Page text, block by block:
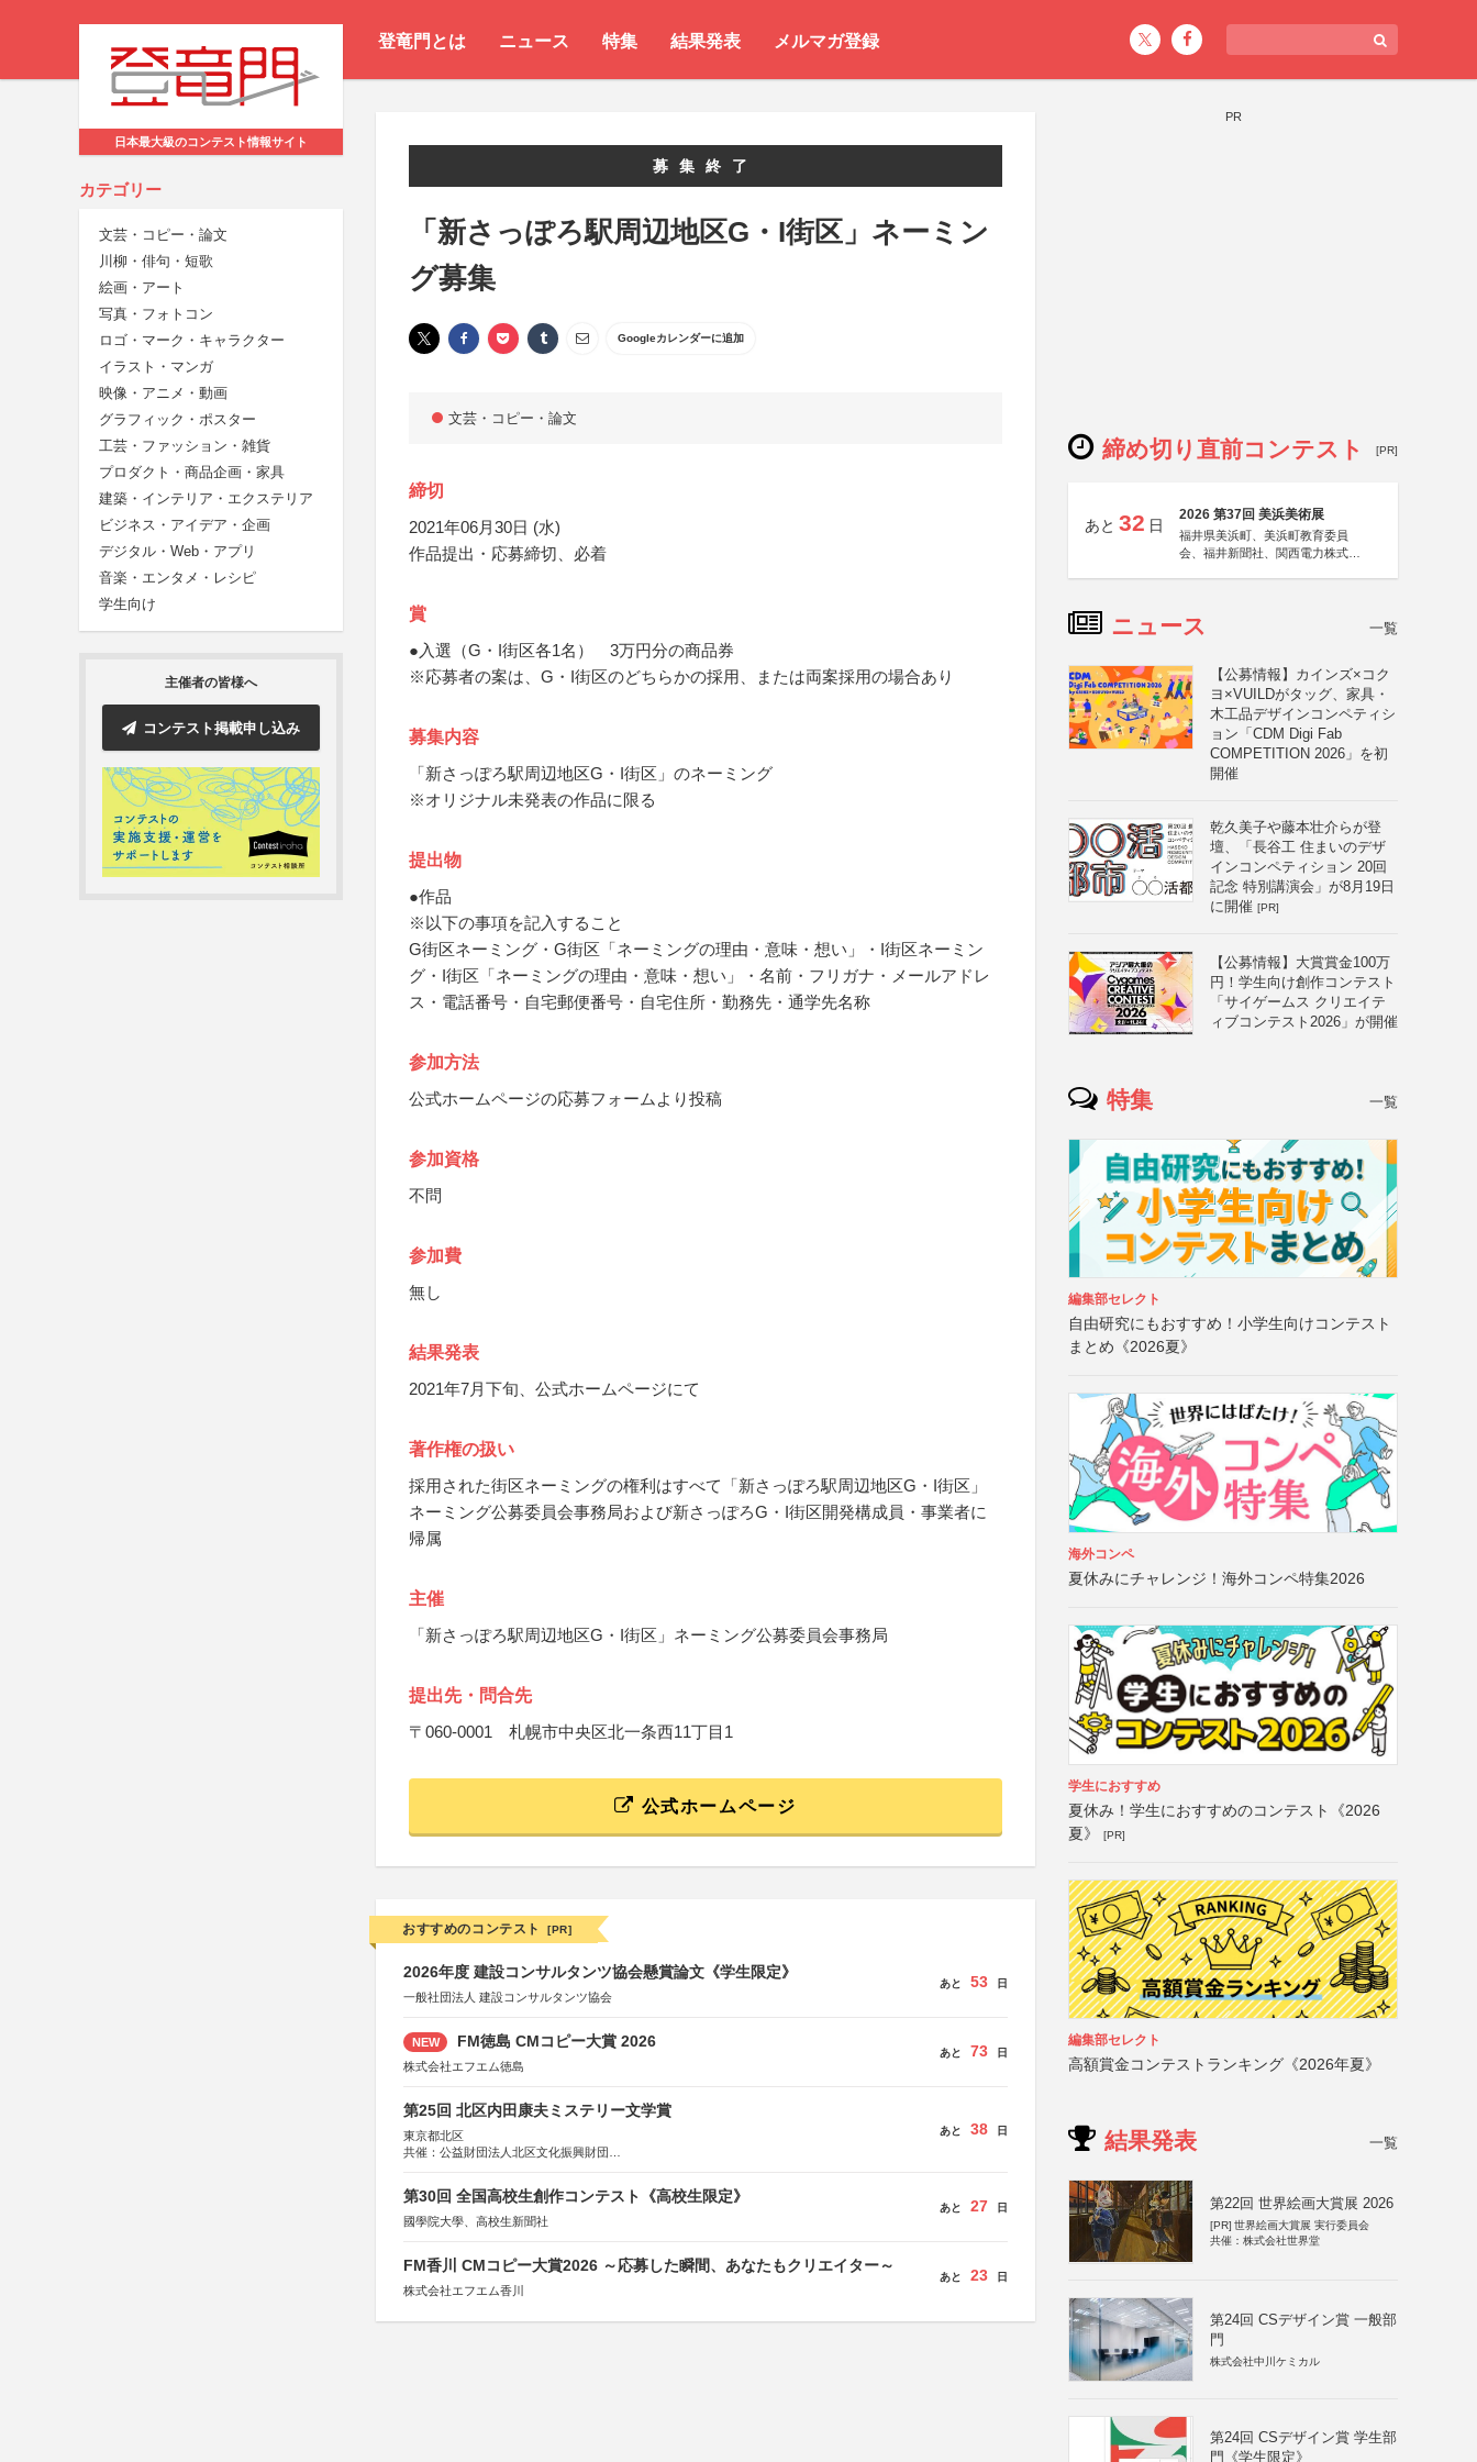
登竜門とは ニュース 特集 結果発表 メルマガ登録
日本最大級のコンテスト情報サイト
カテゴリー
文芸・コピー・論文
川柳・俳句・短歌
絵画・アート
写真・フォトコン
ロゴ・マーク・キャラクター
イラスト・マンガ
映像・アニメ・動画
グラフィック・ポスター
工芸・ファッション・雑貨
プロダクト・商品企画・家具
建築・インテリア・エクステリア
ビジネス・アイデア・企画
デジタル・Web・アプリ
音楽・エンタメ・レシピ
学生向け
主催者の皆様へ
コンテスト掲載申し込み
募集終了
「新さっぽろ駅周辺地区G・I街区」ネーミン
グ募集
Googleカレンダーに追加
文芸・コピー・論文
締切
2021年06月30日 (水)
作品提出・応募締切、必着
賞
●入選（G・I街区各1名） 3万円分の商品券
※応募者の案は、G・I街区のどちらかの採用、または両案採用の場合あり
募集内容
「新さっぽろ駅周辺地区G・I街区」のネーミング
※オリジナル未発表の作品に限る
提出物
●作品
※以下の事項を記入すること
G街区ネーミング・G街区「ネーミングの理由・意味・想い」・I街区ネーミン
グ・I街区「ネーミングの理由・意味・想い」・名前・フリガナ・メールアドレ
ス・電話番号・自宅郵便番号・自宅住所・勤務先・通学先名称
参加方法
公式ホームページの応募フォームより投稿
参加資格
不問
参加費
無し
結果発表
2021年7月下旬、公式ホームページにて
著作権の扱い
採用された街区ネーミングの権利はすべて「新さっぽろ駅周辺地区G・I街区」
ネーミング公募委員会事務局および新さっぽろG・I街区開発構成員・事業者に
帰属
主催
「新さっぽろ駅周辺地区G・I街区」ネーミング公募委員会事務局
提出先・問合先
〒060-0001 札幌市中央区北一条西11丁目1
公式ホームページ
おすすめのコンテスト [PR]
2026年度 建設コンサルタンツ協会懸賞論文《学生限定》
一般社団法人 建設コンサルタンツ協会
あと 53 日
NEW FM徳島 CMコピー大賞 2026
株式会社エフエム徳島
あと 73 日
第25回 北区内田康夫ミステリー文学賞
東京都北区
共催：公益財団法人北区文化振興財団
協賛：株式会社実業之日本社
あと 38 日
第30回 全国高校生創作コンテスト《高校生限定》
國學院大學、高校生新聞社
あと 27 日
FM香川 CMコピー大賞2026 ～応募した瞬間、あなたもクリエイター～
株式会社エフエム香川
あと 23 日
PR
締め切り直前コンテスト [PR]
あと 32 日
2026 第37回 美浜美術展
福井県美浜町、美浜町教育委員
会、福井新聞社、関西電力株式会
ニュース 一覧
【公募情報】カインズ×コク
ヨ×VUILDがタッグ、家具・
木工品デザインコンペティシ
ョン「CDM Digi Fab
COMPETITION 2026」を初
開催
乾久美子や藤本壮介らが登
壇、「長谷工 住まいのデザ
インコンペティション 20回
記念 特別講演会」が8月19日
に開催 [PR]
【公募情報】大賞賞金100万
円！学生向け創作コンテスト
「サイゲームス クリエイテ
ィブコンテスト2026」が開催
特集 一覧
編集部セレクト
自由研究にもおすすめ！小学生向けコンテスト
まとめ《2026夏》
海外コンペ
夏休みにチャレンジ！海外コンペ特集2026
学生におすすめ
夏休み！学生におすすめのコンテスト《2026
夏》
[PR]
編集部セレクト
高額賞金コンテストランキング《2026年夏》
結果発表 一覧
第22回 世界絵画大賞展 2026
[PR] 世界絵画大賞展 実行委員会
共催：株式会社世界堂
第24回 CSデザイン賞 一般部
門
株式会社中川ケミカル
第24回 CSデザイン賞 学生部
門《学生限定》